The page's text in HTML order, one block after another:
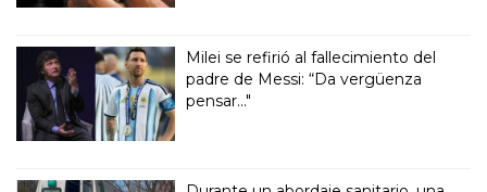
Milei se refirió al fallecimiento del
padre de Messi: “Da vergüenza
pensar..."